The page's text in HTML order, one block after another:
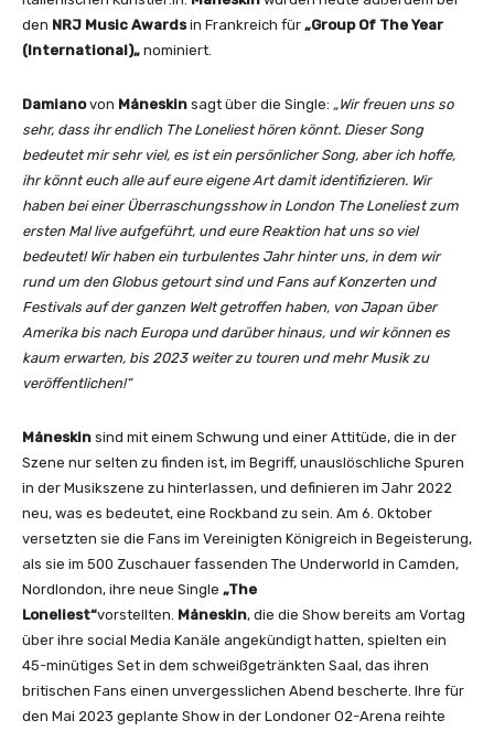
b
e
a
n
z
e
i
g
e
n
den NRJ Music Awardsin Frankreich für „Group Of The Year
(International)„ nominiert.
Damianovon Måneskin sagt über die Single: „Wir freuen uns so
sehr, dass ihr endlich The Loneliest hören könnt. Dieser Song
bedeutet mir sehr viel, es ist ein persönlicher Song, aber ich hoffe,
ihr könnt euch alle auf eure eigene Art damit identifizieren. Wir
haben bei einer Überraschungsshow in London The Loneliest zum
ersten Mal live aufgeführt, und eure Reaktion hat uns so viel
bedeutet! Wir haben ein turbulentes Jahr hinter uns, in dem wir
rund um den Globus getourt sind und Fans auf Konzerten und
Festivals auf der ganzen Welt getroffen haben, von Japan über
Amerika bis nach Europa und darüber hinaus, und wir können es
kaum erwarten, bis 2023 weiter zu touren und mehr Musik zu
veröffentlichen!“
Måneskin sind mit einem Schwung und einer Attitüde, die in der
Szene nur selten zu finden ist, im Begriff, unauslöschliche Spuren
in der Musikszene zu hinterlassen, und definieren im Jahr 2022
neu, was es bedeutet, eine Rockband zu sein. Am 6. Oktober
versetzten sie die Fans im Vereinigten Königreich in Begeisterung,
als sie im 500 Zuschauer fassenden The Underworld in Camden,
Nordlondon, ihre neue Single „The
Loneliest“vorstellten. Måneskin, die die Show bereits am Vortag
über ihre social Media Kanäle angekündigt hatten, spielten ein
45-minütiges Set in dem schweißgetränkten Saal, das ihren
britischen Fans einen unvergesslichen Abend bescherte. Ihre für
den Mai 2023 geplante Show in der Londoner O2-Arena reihte